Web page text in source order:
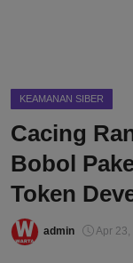
KEAMANAN SIBER
Cacing
Bobol
Token
admin Apr 23,